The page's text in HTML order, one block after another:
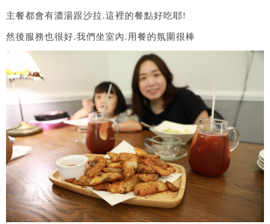
主餐都會有濃湯跟沙拉.這裡的餐點好吃耶!
然後服務也很好.我們坐室內.用餐的氛圍很棒